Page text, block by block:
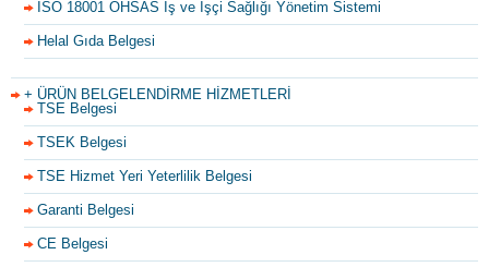
ISO 18001 OHSAS İş ve İşçi Sağlığı Yönetim Sistemi
Helal Gıda Belgesi
+ ÜRÜN BELGELENDİRME HİZMETLERİ
TSE Belgesi
TSEK Belgesi
TSE Hizmet Yeri Yeterlilik Belgesi
Garanti Belgesi
CE Belgesi